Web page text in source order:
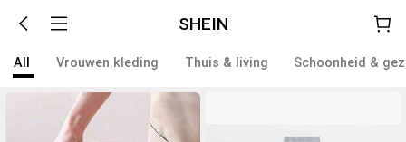
SHEIN
All Vrouwen kleding Thuis & living Schoonheid &